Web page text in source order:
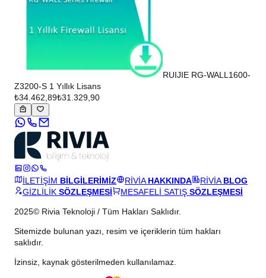
RUIJIE RG-WALL1600-
Z3200-S 1 Yıllık Lisans
₺34.462,89₺31.329,90
İLETİŞİM BİLGİLERİMİZ RİVİAHAKKINDA RİVİABLOG
GİZLİLİK SÖZLEŞMESİ MESAFELİ SATIŞ SÖZLEŞMESİ
2025© Rivia Teknoloji / Tüm Hakları Saklıdır.
Sitemizde bulunan yazı, resim ve içeriklerin tüm hakları
saklıdır.
İzinsiz, kaynak gösterilmeden kullanılamaz.